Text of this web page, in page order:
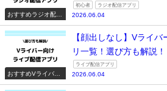
おすすめラジオ配信
初心者 ラジオ配信アプリ
2026.06.04
おすすめVライバー
【顔出しなし】Vライ
リ一覧！選び方も解説！
ライブ配信アプリ
2026.06.04